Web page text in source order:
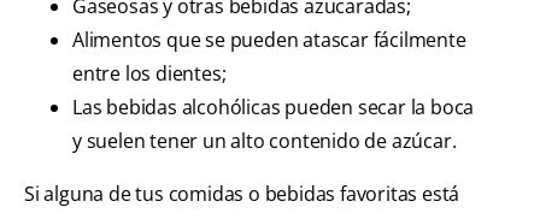
Gaseosas y otras bebidas azucaradas;
Alimentos que se pueden atascar fácilmente
entre los dientes;
Las bebidas alcohólicas pueden secar la boca
y suelen tener un alto contenido de azúcar.
Si alguna de tus comidas o bebidas favoritas está